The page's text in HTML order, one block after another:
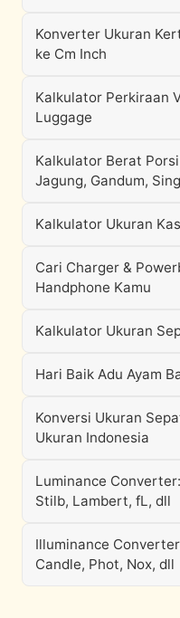
Konverter Ukuran
ke Cm Inch
Kalkulator Perkiraan
Luggage
Kalkulator Berat
Jagung, Gandum,
Kalkulator Ukuran
Cari Charger &
Handphone Kamu
Kalkulator Ukuran
Hari Baik Adu Ayam
Konversi Ukuran
Ukuran Indonesia
Luminance
Stilb, Lambert, fL, dll
Illuminance
Candle, Phot, Nox, dll